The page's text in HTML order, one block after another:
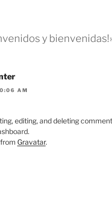
y
AM
editing, and deleting
Gravatar.